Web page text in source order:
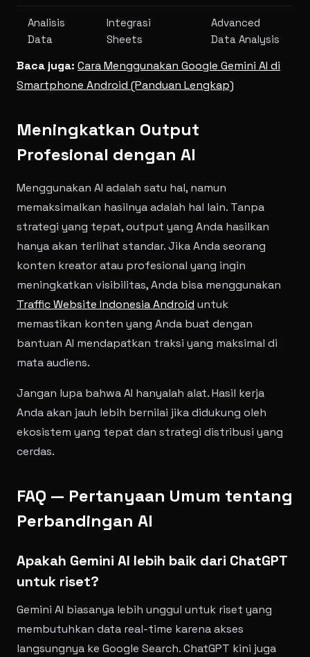
Analisis
Data
Integrasi
Sheets
Advanced
Data Analysis
Baca juga: Cara Menggunakan Google Gemini AI di
Smartphone Android (Panduan Lengkap)
Meningkatkan Output
Profesional dengan AI
Menggunakan AI adalah satu hal, namun
memaksimalkan hasilnya adalah hal lain. Tanpa
strategi yang tepat, output yang Anda hasilkan
hanya akan terlihat standar. Jika Anda seorang
konten kreator atau profesional yang ingin
meningkatkan visibilitas, Anda bisa menggunakan
Traffic Website Indonesia Android untuk
memastikan konten yang Anda buat dengan
bantuan AI mendapatkan traksi yang maksimal di
mata audiens.
Jangan lupa bahwa AI hanyalah alat. Hasil kerja
Anda akan jauh lebih bernilai jika didukung oleh
ekosistem yang tepat dan strategi distribusi yang
cerdas.
FAQ — Pertanyaan Umum tentang
Perbandingan AI
Apakah Gemini AI lebih baik dari ChatGPT
untuk riset?
Gemini AI biasanya lebih unggul untuk riset yang
membutuhkan data real-time karena akses
langsungnya ke Google Search. ChatGPT kini juga